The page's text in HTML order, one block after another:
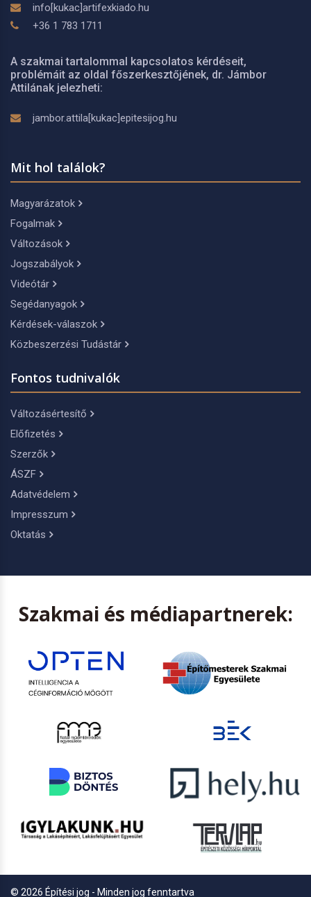
info[kukac]artifexkiado.hu
+36 1 783 1711
A szakmai tartalommal kapcsolatos kérdéseit,
problémáit az oldal főszerkesztőjének, dr. Jámbor
Attilának jelezheti:
jambor.attila[kukac]epitesijog.hu
Mit hol találok?
Magyarázatok
Fogalmak
Változások
Jogszabályok
Videótár
Segédanyagok
Kérdések-válaszok
Közbeszerzési Tudástár
Fontos tudnivalók
Változásértesítő
Előfizetés
Szerzők
ÁSZF
Adatvédelem
Impresszum
Oktatás
Szakmai és médiapartnerek:
© 2026 Építési jog - Minden jog fenntartva